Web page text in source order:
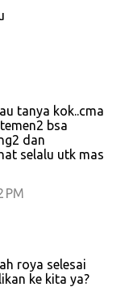
tanya kok..cma
bsa
dan
selalu utk mas
PM
roya selesai
ke kita ya?